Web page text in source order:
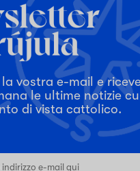
vostra e-mail e
le ultime notizie
di vista cattolico.